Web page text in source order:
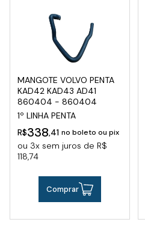
MANGOTE VOLVO PENTA
KAD42 KAD43 AD41
860404 - 860404
1º LINHA PENTA
R$338,41 no boleto ou pix
ou 3x sem juros de R$
118,74
Comprar